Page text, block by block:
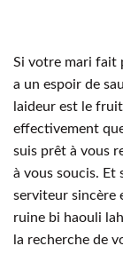
Si votre mari fait
a un espoir de
laideur est le
effectivement
suis prêt à vous
à vous soucis. Et
serviteur sincère
ruine bi haouli
la recherche de